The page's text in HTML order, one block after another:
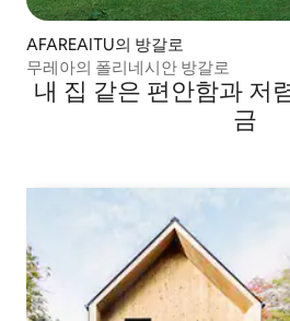
AFAREAITU의 방갈로
무레아의 폴리네시안 방갈로
내 집 같은 편안함과 저
금